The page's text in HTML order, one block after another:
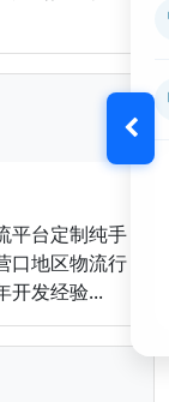
平台定制纯手
口地区物流行
开发经验...